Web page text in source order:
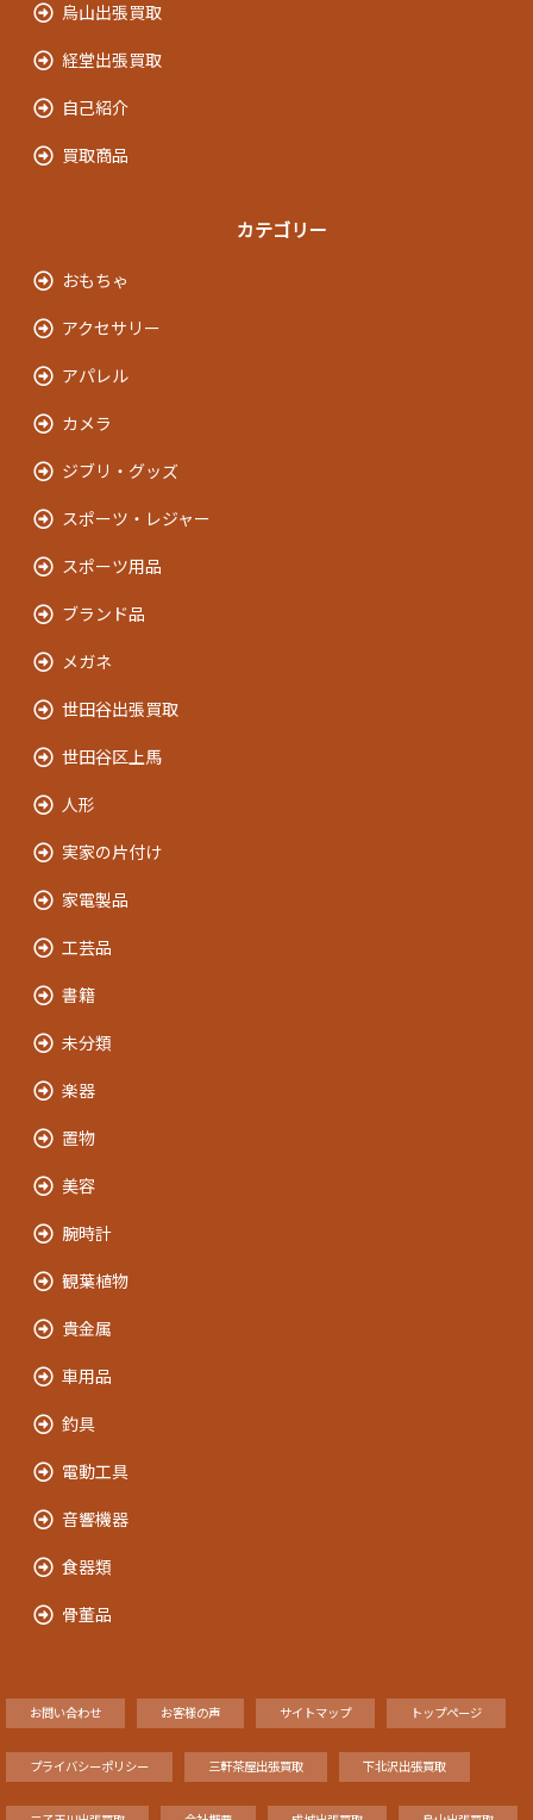
烏山出張買取
経堂出張買取
自己紹介
買取商品
カテゴリー
おもちゃ
アクセサリー
アパレル
カメラ
ジブリ・グッズ
スポーツ・レジャー
スポーツ用品
ブランド品
メガネ
世田谷出張買取
世田谷区上馬
人形
実家の片付け
家電製品
工芸品
書籍
未分類
楽器
置物
美容
腕時計
観葉植物
貴金属
車用品
釣具
電動工具
音響機器
食器類
骨董品
お問い合わせ お客様の声 サイトマップ トップページ
プライバシーポリシー 三軒茶屋出張買取 下北沢出張買取